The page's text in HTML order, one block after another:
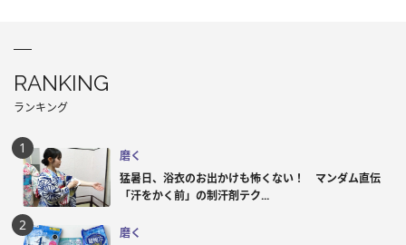
RANKING
ランキング
磨く
猛暑日、浴衣のお出かけも怖くない！ マンダム直伝
「汗をかく前」の制汗剤テク...
磨く